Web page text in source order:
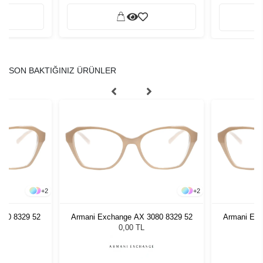
SON BAKTIĞINIZ ÜRÜNLER
+2
8329 52
+2
Armani Exchange AX 3080 8329 52
0,00 TL
Armani